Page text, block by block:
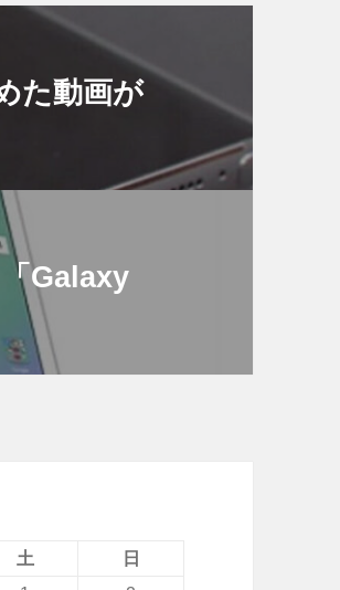
た動画が
Galaxy
土
日